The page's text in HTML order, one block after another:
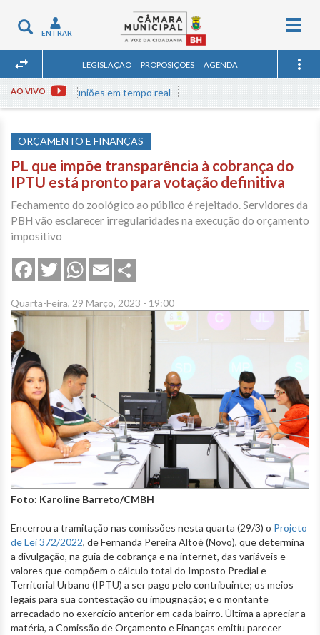
Toggle
navigation
ENTRAR
LEGISLAÇÃO PROPOSIÇÕES AGENDA
AO VIVO
Assista às reuniões em tempo real
ORÇAMENTO E FINANÇAS
PL que impõe transparência à cobrança do
IPTU está pronto para votação definitiva
Fechamento do zoológico ao público é rejeitado. Servidores da
PBH vão esclarecer irregularidades na execução do orçamento
impositivo
FacebookTwitterWhatsApp
Email
Quarta-Feira, 29 Março, 2023 - 19:00
Foto: Karoline Barreto/CMBH
Encerrou a tramitação nas comissões nesta quarta (29/3) o Projeto
de Lei 372/2022, de Fernanda Pereira Altoé (Novo), que determina
a divulgação, na guia de cobrança e na internet, das variáveis e
valores que compõem o cálculo total do Imposto Predial e
Territorial Urbano (IPTU) a ser pago pelo contribuinte; os meios
legais para sua contestação ou impugnação; e o montante
arrecadado no exercício anterior em cada bairro. Última a apreciar a
matéria, a Comissão de Orçamento e Finanças emitiu parecer